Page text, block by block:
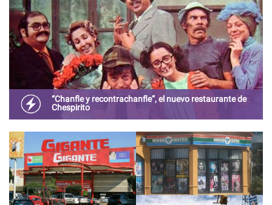
“Chanfle y recontrachanfle”, el nuevo restaurante de
Chespirito
inspirado en los personajes de Chespirito llega en
Diciembre a Plaza Satélite.